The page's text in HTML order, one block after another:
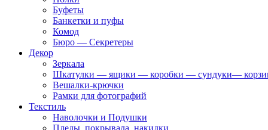
Буфеты
Банкетки и пуфы
Комод
Бюро — Секретеры
Декор
Зеркала
Шкатулки — ящики — коробки — сундуки—
Вешалки-крючки
Рамки для фотографий
Текстиль
Наволочки и Подушки
Пледы, покрывала, накидки